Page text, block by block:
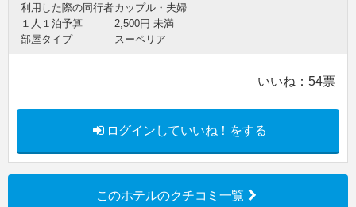
利用した際の同行者カップル・夫婦
１人１泊予算
2,500円 未満
部屋タイプ
スーペリア
いいね： 54票
ログインしていいね！をする
このホテルのクチコミ一覧